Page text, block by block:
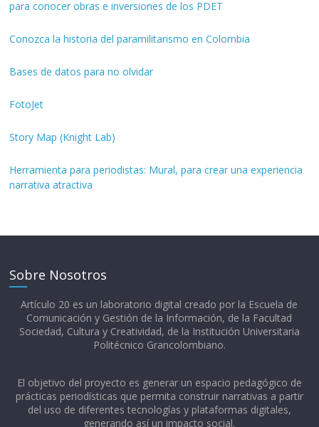
para conocer obras e inversiones de los PDET
Conozca la historia del paramilitarismo en Colombia
Bases de datos para no olvidar
FotoJet
Story Map (Knight Lab)
Herramienta para periodistas: Mural, para crear una experiencia
narrativa atractiva
Sobre Nosotros
Artículo 20 es un laboratorio digital creado por la Escuela de
Comunicación y Gestión de la Información, de la Facultad
Sociedad, Cultura y Creatividad, de la Institución Universitaria
Politécnico Grancolombiano.​
El objetivo del proyecto es generar un espacio pedagógico de
prácticas periodísticas que permita construir narrativas a partir
del uso de diferentes tecnologías y plataformas digitales,
generando así un impacto social.